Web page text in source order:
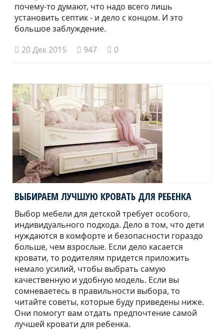
почему-то думают, что надо всего лишь
установить септик - и дело с концом. И это
большое заблуждение.
20 Дек 2015
947 0
ВЫБИРАЕМ ЛУЧШУЮ КРОВАТЬ ДЛЯ РЕБЕНКА
Выбор мебели для детской требует особого,
индивидуального подхода. Дело в том, что дети
нуждаются в комфорте и безопасности гораздо
больше, чем взрослые. Если дело касается
кровати, то родителям придется приложить
немало усилий, чтобы выбрать самую
качественную и удобную модель. Если вы
сомневаетесь в правильности выбора, то
читайте советы, которые буду приведены ниже.
Они помогут вам отдать предпочтение самой
лучшей кровати для ребенка.